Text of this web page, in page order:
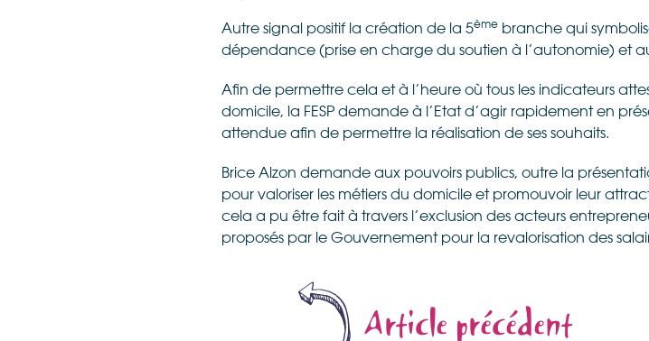
Autre signal positif la création de la 5ème branche qui
dépendance (prise en charge du soutien à l’autonomie) et
Afin de permettre cela et à l’heure où tous les indicateurs
domicile, la FESP demande à l’Etat d’agir rapidement en
attendue afin de permettre la réalisation de ses souhaits.
Brice Alzon demande aux pouvoirs publics, outre la
pour valoriser les métiers du domicile et promouvoir leur
cela a pu être fait à travers l’exclusion des acteurs
proposés par le Gouvernement pour la revalorisation des
Article précédent